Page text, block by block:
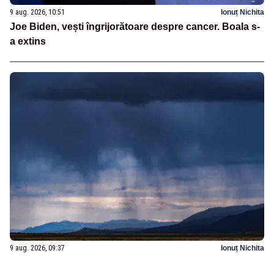
9 aug. 2026, 10:51 Ionuț Nichita
Joe Biden, vești îngrijorătoare despre cancer. Boala s-
a extins
9 aug. 2026, 09:37 Ionuț Nichita